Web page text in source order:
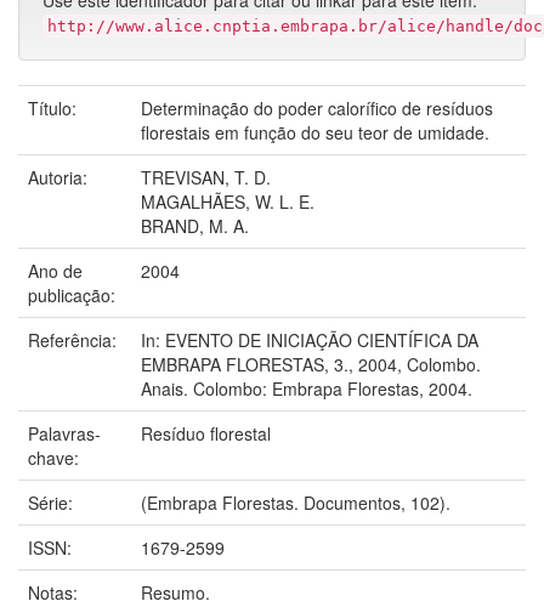
http://www.alice.cnptia.embrapa.br/alice/handle/
Título:
Determinação do poder calorífico de resíduos
florestais em função do seu teor de umidade.
Autoria:
TREVISAN, T. D.
MAGALHÃES, W. L. E.
BRAND, M. A.
Ano de
publicação:
2004
Referência:
In: EVENTO DE INICIAÇÃO CIENTÍFICA DA
EMBRAPA FLORESTAS, 3., 2004, Colombo.
Anais. Colombo: Embrapa Florestas, 2004.
Palavras-
chave:
Resíduo florestal
Série:
(Embrapa Florestas. Documentos, 102).
ISSN:
1679-2599
Notas:
Resumo.